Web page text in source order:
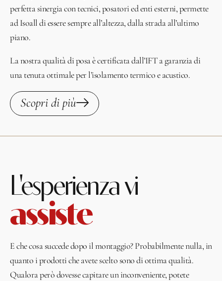
perfetta sinergia con tecnici, posatori ed enti esterni, permette
ad Isoall di essere sempre all’altezza, dalla strada all’ultimo
piano.
La nostra qualità di posa è certificata dall’IFT a garanzia di
una tenuta ottimale per l’isolamento termico e acustico.
Scopri di più
L'esperienza vi
assiste
E che cosa succede dopo il montaggio? Probabilmente nulla, in
quanto i prodotti che avete scelto sono di ottima qualità.
Qualora però dovesse capitare un inconveniente, potete